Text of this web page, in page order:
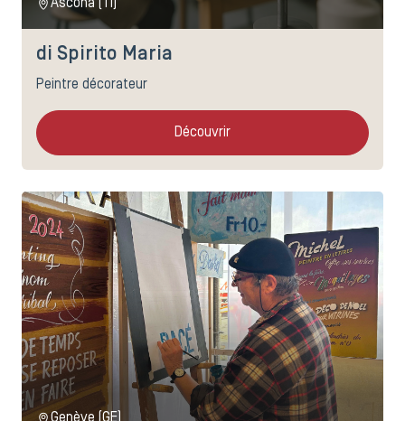
Ascona (TI)
di Spirito Maria
Peintre décorateur
Découvrir
Genève (GE)